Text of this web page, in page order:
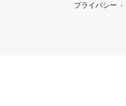
プライバシー